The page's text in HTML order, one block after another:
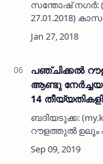
സന്തോഷ് നഗര്‍:
27.01.2018)
മാച്ചിനായി
ക്രിക്കറ്റ്
പഞ്ചിക്കല്‍
ആണ്ടു
14
ബദിയടുക്ക:
റൗളത്തുല്‍
ചാരിറ്റബിള്‍
ആണ്ടു